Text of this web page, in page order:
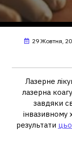
29 Жовтня,
Лазерне
лазерна
завдяки
інвазивному
результати